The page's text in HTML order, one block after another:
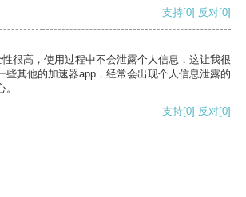
支持[0] 反对[0]
很高，使用过程中不会泄露个人信息，这让我很
些其他的加速器app，经常会出现个人信息泄露的
支持[0] 反对[0]